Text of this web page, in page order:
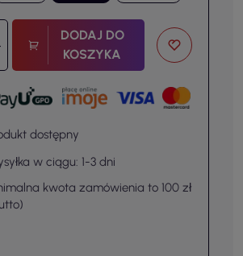
DODAJ DO
KOSZYKA
dostępny
w ciągu: 1-3 dni
kwota zamówienia to 100 zł